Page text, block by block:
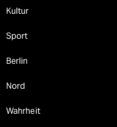
Kultur
Sport
Berlin
Nord
Wahrheit